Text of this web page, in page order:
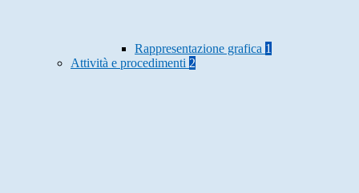
Rappresentazione grafica 1
Attività e procedimenti 2